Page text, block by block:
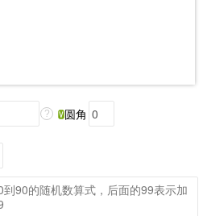
? 圆角